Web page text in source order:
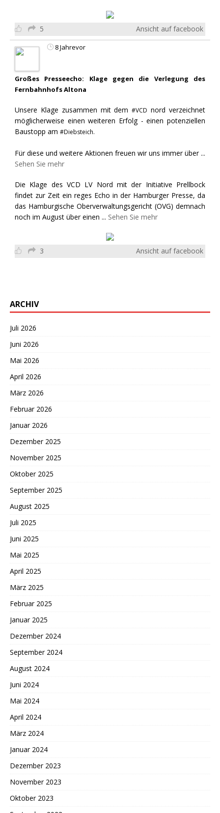
5 Ansicht auf facebook
8 Jahrevor
Großes Presseecho: Klage gegen die Verlegung des
Fernbahnhofs Altona
Unsere Klage zusammen mit dem#VCD nord verzeichnet
möglicherweise einen weiteren Erfolg - einen potenziellen
Baustopp am #Diebsteich.
Für diese und weitere Aktionen freuen wir uns immer über ...
Sehen Sie mehr
Die Klage des VCD LV Nord mit der Initiative Prellbock
findet zur Zeit ein reges Echo in der Hamburger Presse, da
das Hamburgische Oberverwaltungsgericht (OVG) demnach
noch im August über einen ... Sehen Sie mehr
3 Ansicht auf facebook
ARCHIV
Juli 2026
Juni 2026
Mai 2026
April 2026
März 2026
Februar 2026
Januar 2026
Dezember 2025
November 2025
Oktober 2025
September 2025
August 2025
Juli 2025
Juni 2025
Mai 2025
April 2025
März 2025
Februar 2025
Januar 2025
Dezember 2024
September 2024
August 2024
Juni 2024
Mai 2024
April 2024
März 2024
Januar 2024
Dezember 2023
November 2023
Oktober 2023